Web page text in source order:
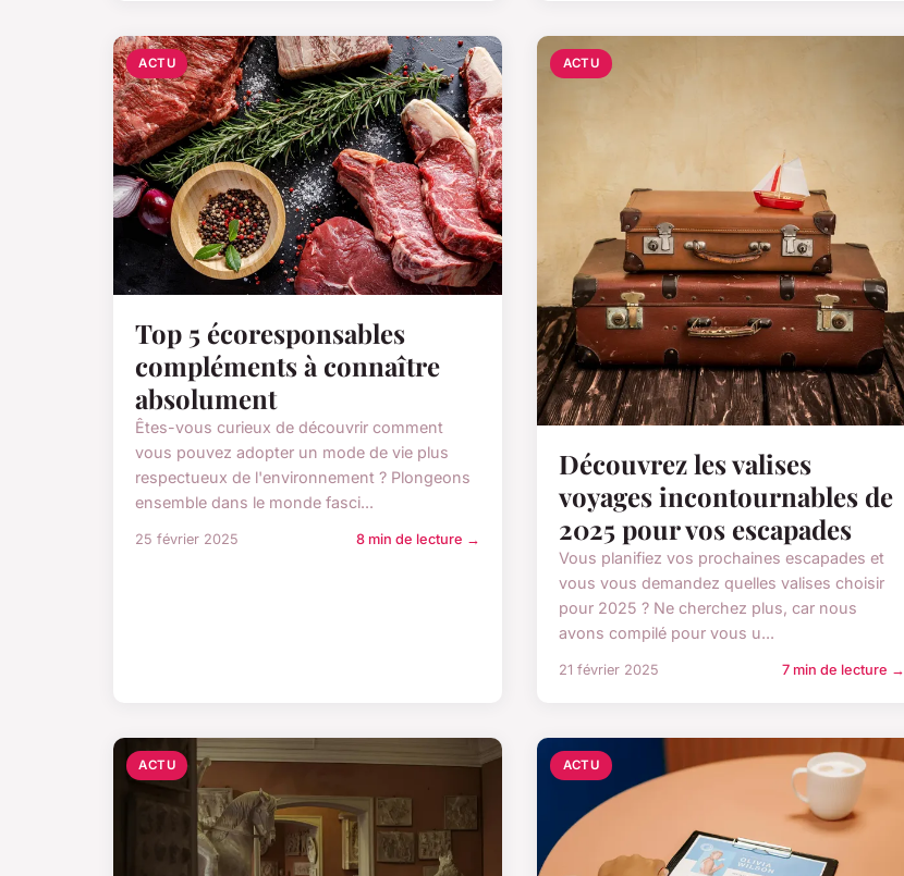
ACTU
Top 5 écoresponsables
compléments à connaître
absolument
Êtes-vous curieux de découvrir comment
vous pouvez adopter un mode de vie plus
respectueux de l'environnement ? Plongeons
ensemble dans le monde fasci...
25 février 2025 8 min de lecture →
ACTU
Découvrez les valises
voyages incontournables de
2025 pour vos escapades
Vous planifiez vos prochaines escapades et
vous vous demandez quelles valises choisir
pour 2025 ? Ne cherchez plus, car nous
avons compilé pour vous u...
21 février 2025 7 min de lecture →
ACTU ACTU